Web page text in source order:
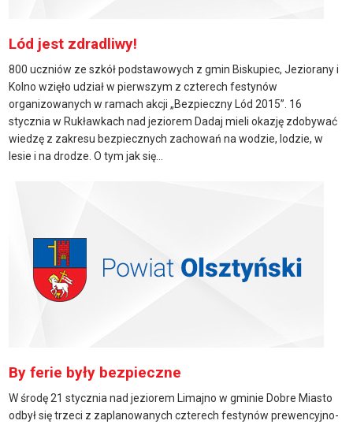
Lód jest zdradliwy!
800 uczniów ze szkół podstawowych z gmin Biskupiec, Jeziorany i
Kolno wzięło udział w pierwszym z czterech festynów
organizowanych w ramach akcji „Bezpieczny Lód 2015”. 16
stycznia w Rukławkach nad jeziorem Dadaj mieli okazję zdobywać
wiedzę z zakresu bezpiecznych zachowań na wodzie, lodzie, w
lesie i na drodze. O tym jak się...
By ferie były bezpieczne
W środę 21 stycznia nad jeziorem Limajno w gminie Dobre Miasto
odbył się trzeci z zaplanowanych czterech festynów prewencyjno-